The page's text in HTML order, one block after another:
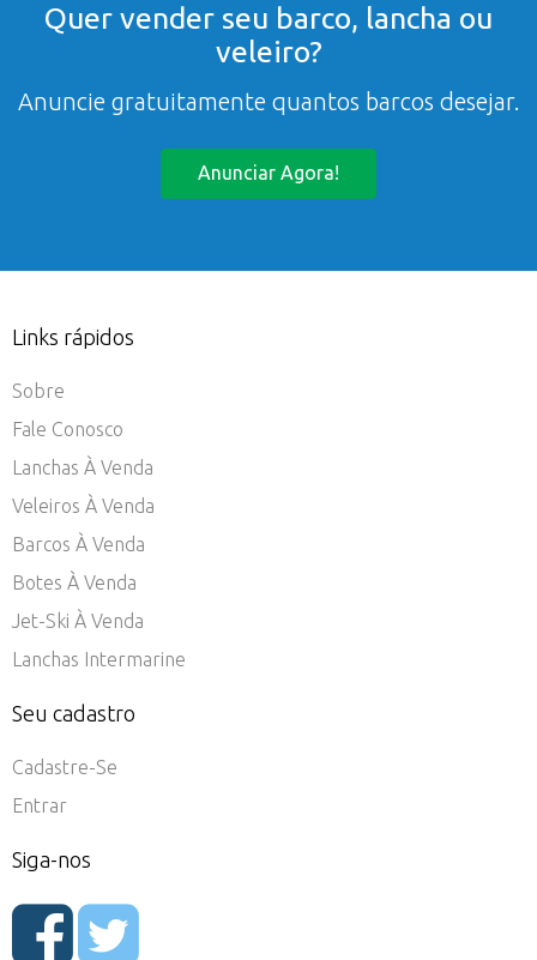
Quer vender seu barco, lancha ou
veleiro?
Anuncie gratuitamente quantos barcos desejar.
Anunciar Agora!
Links rápidos
Sobre
Fale Conosco
Lanchas À Venda
Veleiros À Venda
Barcos À Venda
Botes À Venda
Jet-Ski À Venda
Lanchas Intermarine
Seu cadastro
Cadastre-Se
Entrar
Siga-nos